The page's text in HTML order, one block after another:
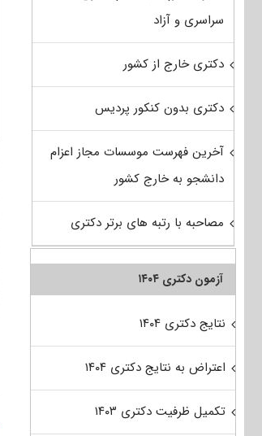
سراسری و آزاد
دکتری خارج از کشور
دکتری بدون کنکور پردیس
آخرین فهرست موسسات مجاز اعزام
دانشجو به خارج کشور
مصاحبه با رتبه های برتر دکتری
آزمون دکتری ۱۴۰۴
نتایج دکتری ۱۴۰۴
اعتراض به نتایج دکتری ۱۴۰۴
تکمیل ظرفیت دکتری ۱۴۰۳